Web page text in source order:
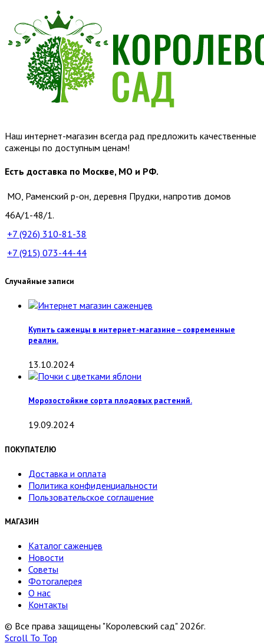
Наш интернет-магазин всегда рад предложить качественные
саженцы по доступным ценам!
Есть доставка по Москве, МО и РФ.
МО, Раменский р-он, деревня Прудки, напротив домов
46А/1-48/1.
+7 (926) 310-81-38
+7 (915) 073-44-44
Случайные записи
Купить саженцы в интернет-магазине – современные
реалии.
13.10.2024
Морозостойкие сорта плодовых растений.
19.09.2024
ПОКУПАТЕЛЮ
Доставка и оплата
Политика конфиденциальности
Пользовательское соглашение
МАГАЗИН
Каталог саженцев
Новости
Советы
Фотогалерея
О нас
Контакты
© Все права защищены "Королевский сад" 2026г.
Scroll To Top